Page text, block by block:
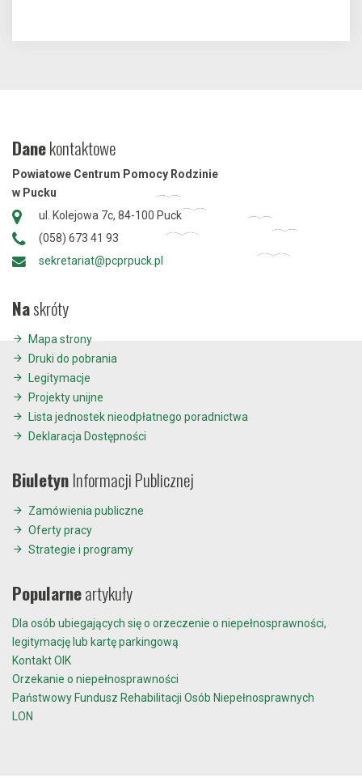
Danekontaktowe
Powiatowe Centrum Pomocy Rodzinie
w Pucku
ul. Kolejowa 7c, 84-100 Puck
(058) 673 41 93
sekretariat@pcprpuck.pl
Naskróty
Mapa strony
Druki do pobrania
Legitymacje
Projekty unijne
Lista jednostek nieodpłatnego poradnictwa
Deklaracja Dostępności
BiuletynInformacji Publicznej
Zamówienia publiczne
Oferty pracy
Strategie i programy
Popularneartykuły
Dla osób ubiegających się o orzeczenie o niepełnosprawności,
legitymację lub kartę parkingową
Kontakt OIK
Orzekanie o niepełnosprawności
Państwowy Fundusz Rehabilitacji Osób Niepełnosprawnych
LON